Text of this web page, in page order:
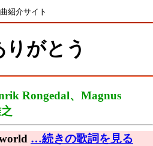
紹介サイト
りがとう
Rongedal、Magnus
…続きの歌詞を見る